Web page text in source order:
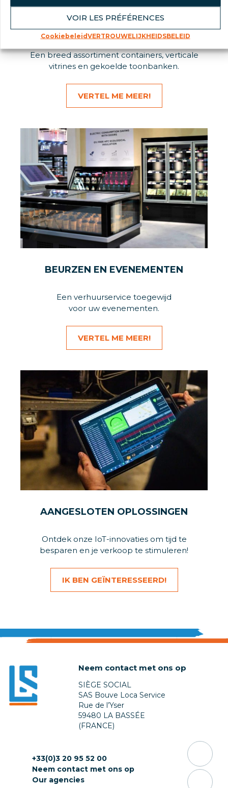
VOIR LES PRÉFÉRENCES
CookiebeleidVERTROUWELIJKHEIDSBELEID
KOELVITRINES
Een breed assortiment containers, verticale
vitrines en gekoelde toonbanken.
VERTEL ME MEER!
BEURZEN EN EVENEMENTEN
Een verhuurservice toegewijd
voor uw evenementen.
VERTEL ME MEER!
AANGESLOTEN OPLOSSINGEN
Ontdek onze IoT-innovaties om tijd te
besparen en je verkoop te stimuleren!
IK BEN GEÏNTERESSEERD!
Neem contact met ons op
SIÈGE SOCIAL
SAS Bouve Loca Service
Rue de l’Yser
59480 LA BASSÉE
(FRANCE)
+33(0)3 20 95 52 00
Neem contact met ons op
Our agencies